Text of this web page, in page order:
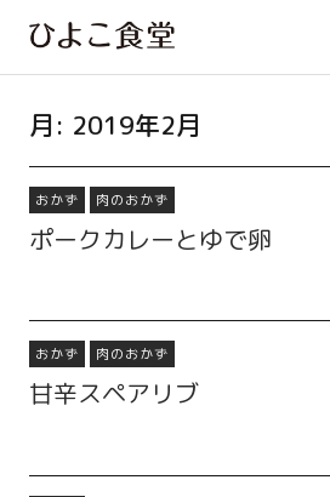
ひよこ食堂
月: 2019年2月
おかず 肉のおかず
ポークカレーとゆで卵
おかず 肉のおかず
甘辛スペアリブ